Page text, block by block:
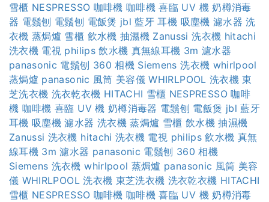
雪櫃 NESPRESSO 咖啡機 咖啡機 喜臨 UV 機 奶樽消毒
器 電鬚刨 電鬚刨 電飯煲 jbl 藍牙 耳機 吸塵機 濾水器 洗
衣機 蒸焗爐 雪櫃 飲水機 抽濕機 Zanussi 洗衣機 hitachi
洗衣機 電視 philips 飲水機 真無線耳機 3m 濾水器
panasonic 電鬚刨 360 相機 Siemens 洗衣機 whirlpool
蒸焗爐 panasonic 風筒 美容儀 WHIRLPOOL 洗衣機 東
芝洗衣機 洗衣乾衣機 HITACHI 雪櫃 NESPRESSO 咖啡
機 咖啡機 喜臨 UV 機 奶樽消毒器 電鬚刨 電飯煲 jbl 藍牙
耳機 吸塵機 濾水器 洗衣機 蒸焗爐 雪櫃 飲水機 抽濕機
Zanussi 洗衣機 hitachi 洗衣機 電視 philips 飲水機 真無
線耳機 3m 濾水器 panasonic 電鬚刨 360 相機
Siemens 洗衣機 whirlpool 蒸焗爐 panasonic 風筒 美容
儀 WHIRLPOOL 洗衣機 東芝洗衣機 洗衣乾衣機 HITACHI
雪櫃 NESPRESSO 咖啡機 咖啡機 喜臨 UV 機 奶樽消毒